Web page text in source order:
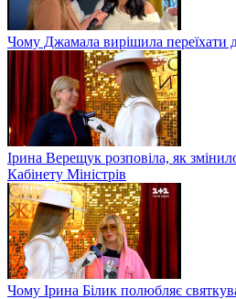
Чому Джамала вирішила переїхати
Ірина Верещук розповіла, як
Кабінету Міністрів
Чому Ірина Білик полюбляє